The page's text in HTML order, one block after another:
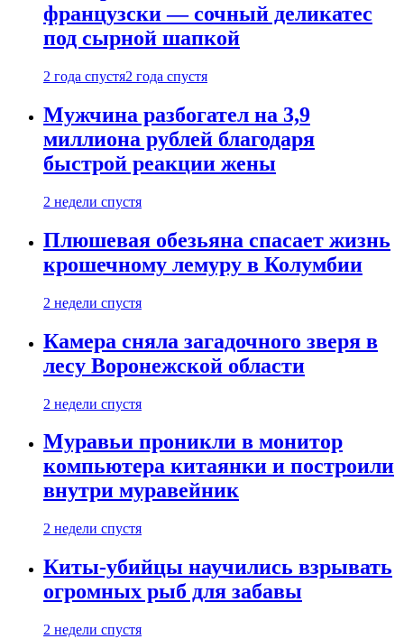
французски — сочный деликатес
под сырной шапкой
2 года спустя2 года спустя
Мужчина разбогател на 3,9
миллиона рублей благодаря
быстрой реакции жены
2 недели спустя
Плюшевая обезьяна спасает жизнь
крошечному лемуру в Колумбии
2 недели спустя
Камера сняла загадочного зверя в
лесу Воронежской области
2 недели спустя
Муравьи проникли в монитор
компьютера китаянки и построили
внутри муравейник
2 недели спустя
Киты-убийцы научились взрывать
огромных рыб для забавы
2 недели спустя